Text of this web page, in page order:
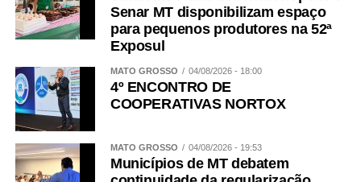
Senar MT disponibilizam espaço
para pequenos produtores na 52ª
Exposul
MATO GROSSO 04/08/2026 - 18:00
4º ENCONTRO DE
COOPERATIVAS NORTOX
MATO GROSSO 04/08/2026 - 19:53
Municípios de MT debatem